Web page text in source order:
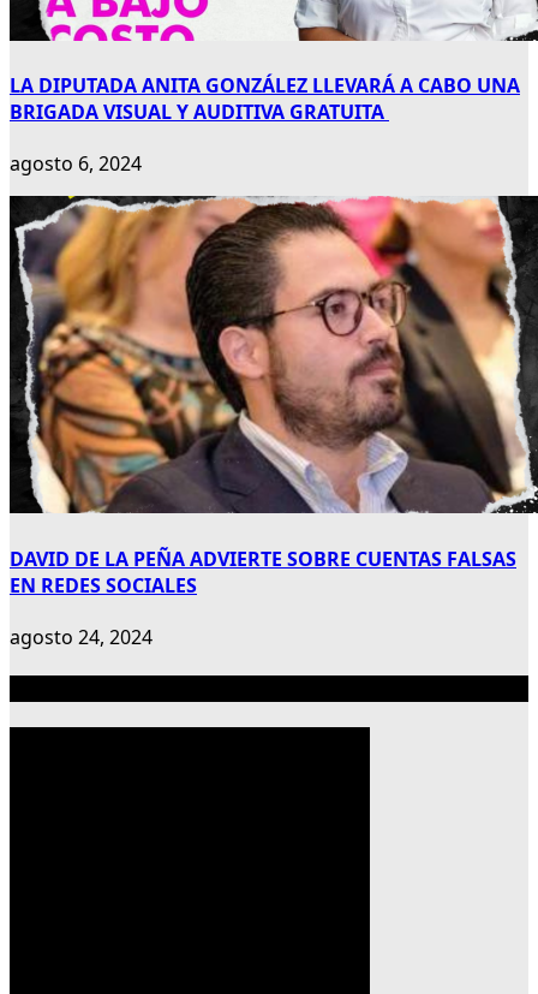
LA DIPUTADA ANITA GONZÁLEZ LLEVARÁ A CABO UNA
BRIGADA VISUAL Y AUDITIVA GRATUITA
agosto 6, 2024
DAVID DE LA PEÑA ADVIERTE SOBRE CUENTAS FALSAS
EN REDES SOCIALES
agosto 24, 2024